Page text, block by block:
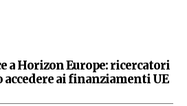
a Horizon Europe: ricercatori
ai finanziamenti UE